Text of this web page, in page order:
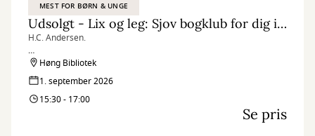
MEST FOR BØRN & UNGE
Udsolgt - Lix og leg: Sjov bogklub for dig i 2. eller 3. klasse.
H.C. Andersen.
Vi læser og leger eventyr med mere og tager på tur til H.C.
Andersens hus.
Høng Bibliotek
1. september 2026
15:30 - 17:00
Se pris